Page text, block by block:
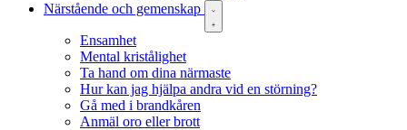
Närstående och gemenskap
Ensamhet
Mental kristålighet
Ta hand om dina närmaste
Hur kan jag hjälpa andra vid en störning?
Gå med i brandkåren
Anmäl oro eller brott